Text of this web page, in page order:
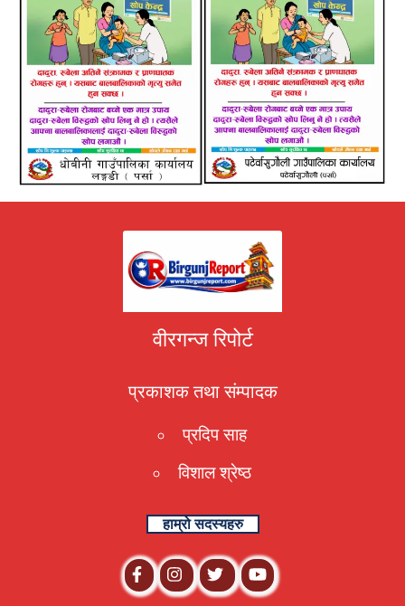
वीरगन्ज रिपोर्ट
प्रकाशक तथा संम्पादक
प्रदिप साह
विशाल श्रेष्ठ
हाम्रो सदस्यहरु